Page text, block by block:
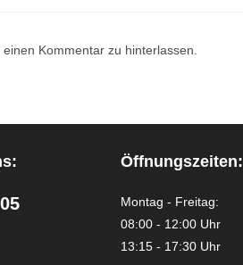
Kommentar zu hinterlassen.
Öffnungszeiten:
Montag - Freitag:
08:00 - 12:00 Uhr
13:15 - 17:30 Uhr